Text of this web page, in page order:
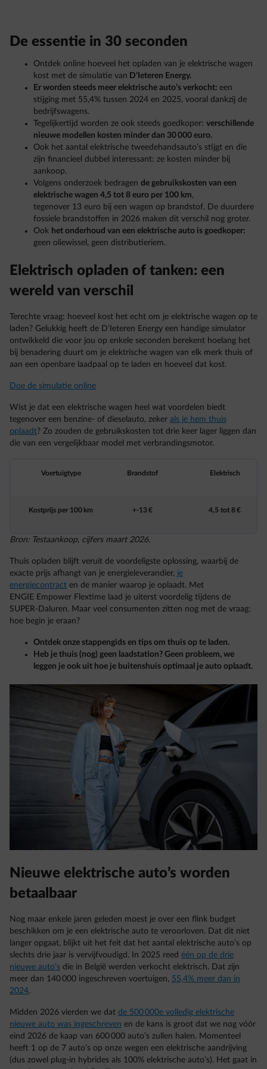
De essentie in 30 seconden
Ontdek online hoeveel het opladen van je elektrische wagen
kost met de simulatie van D’Ieteren Energy.
Er worden steeds meer elektrische auto’s verkocht: een
stijging met 55,4% tussen 2024 en 2025, vooral dankzij de
bedrijfswagens.
Tegelijkertijd worden ze ook steeds goedkoper: verschillende
nieuwe modellen kosten minder dan 30 000 euro.
Ook het aantal elektrische tweedehandsauto’s stijgt en die
zijn financieel dubbel interessant: ze kosten minder bij
aankoop.
Volgens onderzoek bedragen de gebruikskosten van een
elektrische wagen 4,5 tot 8 euro per 100 km,
tegenover 13 euro bij een wagen op brandstof. De duurdere
fossiele brandstoffen in 2026 maken dit verschil nog groter.
Ook het onderhoud van een elektrische auto is goedkoper:
geen oliewissel, geen distributieriem.
Elektrisch opladen of tanken: een
wereld van verschil
Terechte vraag: hoeveel kost het echt om je elektrische wagen op te
laden? Gelukkig heeft de D’Ieteren Energy een handige simulator
ontwikkeld die voor jou op enkele seconden berekent hoelang het
bij benadering duurt om je elektrische wagen van elk merk thuis of
aan een openbare laadpaal op te laden en hoeveel dat kost.
Doe de simulatie online
Wist je dat een elektrische wagen heel wat voordelen biedt
tegenover een benzine- of dieselauto, zeker als je hem thuis
oplaadt? Zo zouden de gebruikskosten tot drie keer lager liggen dan
die van een vergelijkbaar model met verbrandingsmotor.
Voertuigtype Brandstof Elektrisch
Kostprijs per 100 km +-13 € 4,5 tot 8 €
Bron: Testaankoop, cijfers maart 2026.
Thuis opladen blijft veruit de voordeligste oplossing, waarbij de
exacte prijs afhangt van je energieleverandier, je
energiecontract en de manier waarop je oplaadt. Met
ENGIE Empower Flextime laad je uiterst voordelig tijdens de
SUPER-Daluren. Maar veel consumenten zitten nog met de vraag:
hoe begin je eraan?
Ontdek onze stappengids en tips om thuis op te laden.
Heb je thuis (nog) geen laadstation? Geen probleem, we
leggen je ook uit hoe je buitenshuis optimaal je auto oplaadt.
Nieuwe elektrische auto’s worden
betaalbaar
Nog maar enkele jaren geleden moest je over een flink budget
beschikken om je een elektrische auto te veroorloven. Dat dit niet
langer opgaat, blijkt uit het feit dat het aantal elektrische auto’s op
slechts drie jaar is vervijfvoudigd. In 2025 reed één op de drie
nieuwe auto’s die in België werden verkocht elektrisch. Dat zijn
meer dan 140 000 ingeschreven voertuigen, 55,4% meer dan in
2024.
Midden 2026 vierden we dat de 500 000e volledig elektrische
nieuwe auto was ingeschreven en de kans is groot dat we nog vóór
eind 2026 de kaap van 600 000 auto’s zullen halen. Momenteel
heeft 1 op de 7 auto’s op onze wegen een elektrische aandrijving
(dus zowel plug-in hybrides als 100% elektrische auto’s). Het gaat in